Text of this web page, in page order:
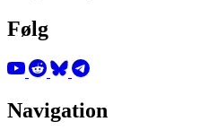
Følg
Navigation